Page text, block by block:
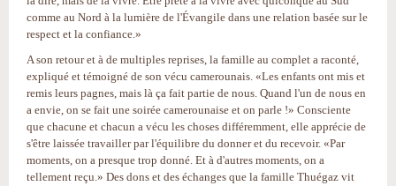
comme au Nord à la lumière de l'Évangile dans une relation basée sur le
respect et la confiance.»
A son retour et à de multiples reprises, la famille au complet a raconté,
expliqué et témoigné de son vécu camerounais. «Les enfants ont mis et
remis leurs pagnes, mais là ça fait partie de nous. Quand l'un de nous en
a envie, on se fait une soirée camerounaise et on parle !» Consciente
que chacune et chacun a vécu les choses différemment, elle apprécie de
s'être laissée travailler par l'équilibre du donner et du recevoir. «Par
moments, on a presque trop donné. Et à d'autres moments, on a
tellement reçu.» Des dons et des échanges que la famille Thuégaz vit